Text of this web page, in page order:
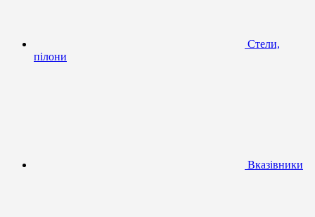
Стели,
пілони
Вказівники